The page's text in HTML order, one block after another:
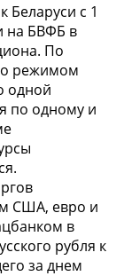
с 1
на БВФБ в
По
режимом
одной
по одному и
США, евро и
в
рубля к
за днем